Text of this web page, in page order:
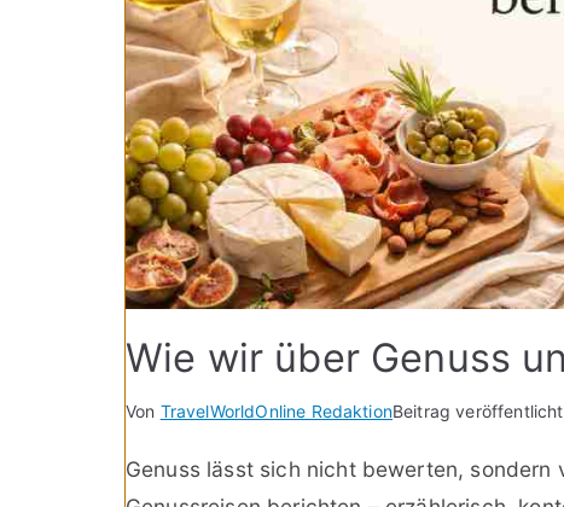
Wie wir über Genuss
Von TravelWorldOnline RedaktionBeitrag
Genuss lässt sich nicht bewerten, sondern